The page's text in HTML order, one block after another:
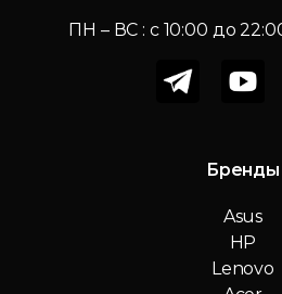
ПН – ВС : c 10:00 до
Бренды
Asus
HP
Lenovo